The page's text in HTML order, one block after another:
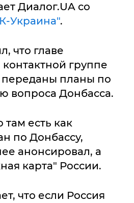
Диалог.UA со
Украина".
что главе
группе
переданы планы по
вопроса Донбасса.
там есть как
по Донбассу,
анонсировал, а
карта" России.
что если Россия